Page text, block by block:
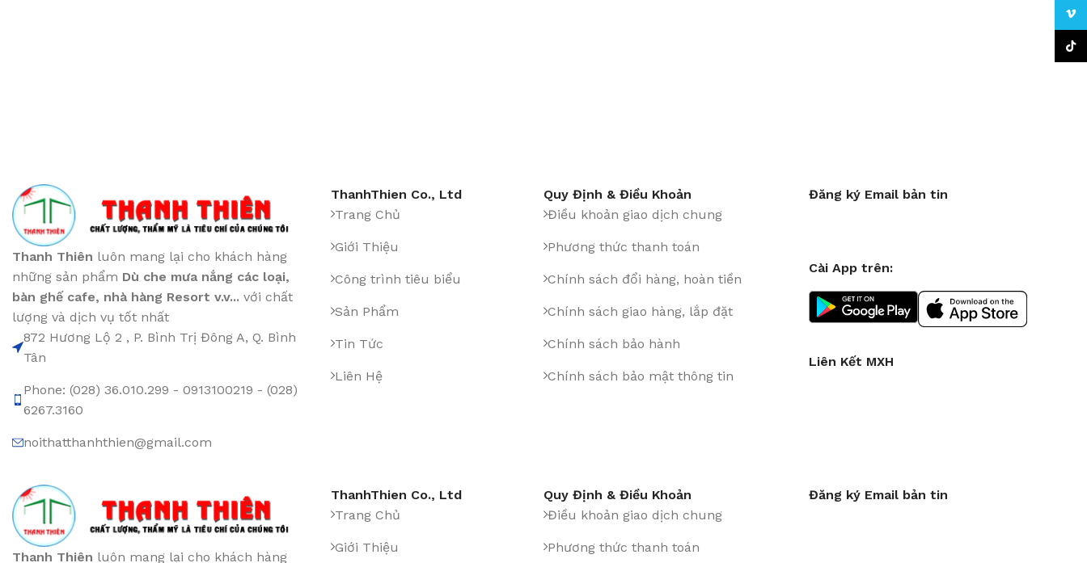
Thanh Thiên luôn mang lại cho khách hàng
những sản phẩm Dù che mưa nắng các loại,
bàn ghế cafe, nhà hàng Resort v.v... với chất
lượng và dịch vụ tốt nhất
872 Hương Lộ 2 , P. Bình Trị Đông A, Q. Bình
Tân
Phone: (028) 36.010.299 - 0913100219 - (028)
6267.3160
noithatthanhthien@gmail.com
ThanhThien Co., Ltd
Trang Chủ
Giới Thiệu
Công trình tiêu biểu
Sản Phẩm
Tin Tức
Liên Hệ
Quy Định & Điều Khoản
Điều khoản giao dịch chung
Phương thức thanh toán
Chính sách đổi hàng, hoàn tiền
Chính sách giao hàng, lắp đặt
Chính sách bảo hành
Chính sách bảo mật thông tin
Đăng ký Email bản tin
Cài App trên:
Liên Kết MXH
Thanh Thiên luôn mang lại cho khách hàng
ThanhThien Co., Ltd
Trang Chủ
Giới Thiệu
Quy Định & Điều Khoản
Điều khoản giao dịch chung
Phương thức thanh toán
Đăng ký Email bản tin